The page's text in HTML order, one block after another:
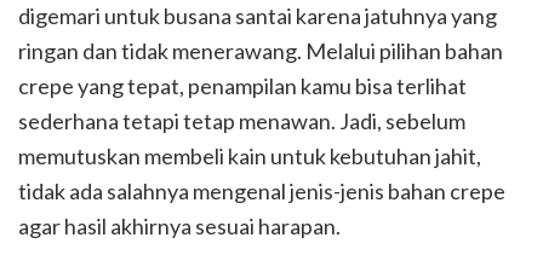
digemari untuk busana santai karena jatuhnya yang
ringan dan tidak menerawang. Melalui pilihan bahan
crepe yang tepat, penampilan kamu bisa terlihat
sederhana tetapi tetap menawan. Jadi, sebelum
memutuskan membeli kain untuk kebutuhan jahit,
tidak ada salahnya mengenal jenis-jenis bahan crepe
agar hasil akhirnya sesuai harapan.